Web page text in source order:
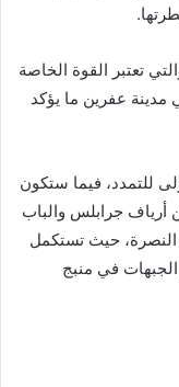
تعتبر القوة الخاصة
مدينة عفرين ما يؤكد
للتمدد، فيما ستكون
من أرياف جرابلس والباب
حيث تستكمل
في منبج